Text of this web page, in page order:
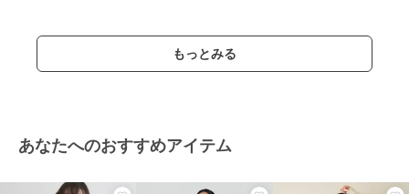
Tシャツ・カットソー
綿100％/ 無地/５分・７分袖
ク/レギュラー丈(トップス)
原産国 日本
もっとみる
あなたへのおすすめアイテム